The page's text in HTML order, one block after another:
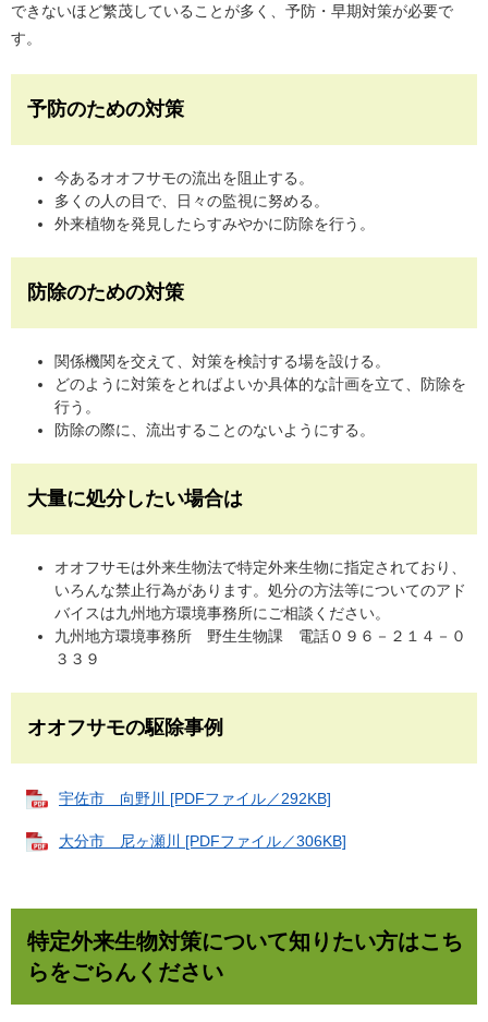
できないほど繁茂していることが多く、予防・早期対策が必要で
す。
予防のための対策
今あるオオフサモの流出を阻止する。
多くの人の目で、日々の監視に努める。
外来植物を発見したらすみやかに防除を行う。
防除のための対策
関係機関を交えて、対策を検討する場を設ける。
どのように対策をとればよいか具体的な計画を立て、防除を
行う。
防除の際に、流出することのないようにする。
大量に処分したい場合は
オオフサモは外来生物法で特定外来生物に指定されており、
いろんな禁止行為があります。処分の方法等についてのアド
バイスは九州地方環境事務所にご相談ください。
九州地方環境事務所 野生生物課 電話０９６－２１４－０
３３９
オオフサモの駆除事例
宇佐市 向野川 [PDFファイル／292KB]
大分市 尼ヶ瀬川 [PDFファイル／306KB]
特定外来生物対策について知りたい方はこち
らをごらんください